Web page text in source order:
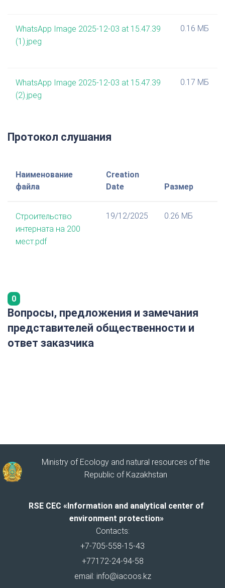
WhatsApp Image 2025-12-03 at 15.47.39
(1).jpeg
0.16 МБ
WhatsApp Image 2025-12-03 at 15.47.39
(2).jpeg
0.17 МБ
Протокол слушания
Наименование
файла
Creation
Date
Размер
Строительство
интерната на 200
мест.pdf
19/12/2025 0.26 МБ
0
Вопросы, предложения и замечания
представителей общественности и
ответ заказчика
Ministry of Ecology and natural resources of the
Republic of Kazakhstan
RSE CEC «Information and analytical center of
environment protection»
Contacts:
+7-705-558-15-43
+77172-24-94-58
email: info@iacoos.kz